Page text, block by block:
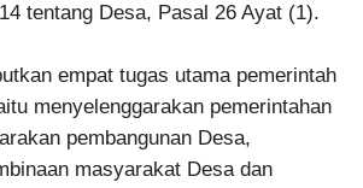
tentang Desa, Pasal 26 Ayat (1).
empat tugas utama pemerintah
menyelenggarakan pemerintahan
pembangunan Desa,
masyarakat Desa dan